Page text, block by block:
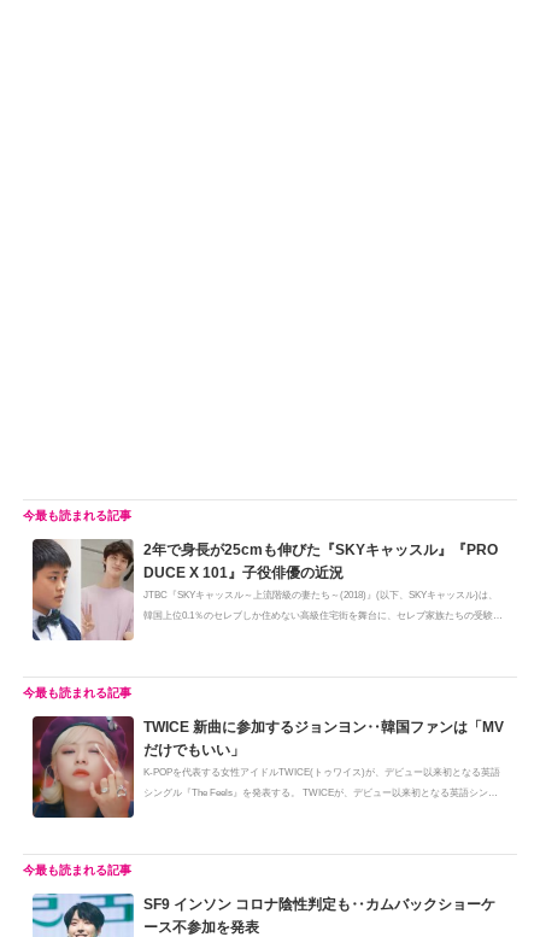
2年で身長が25cmも伸びた『SKYキャッスル』『PRO
DUCE X 101』子役俳優の近況
JTBC『SKYキャッスル～上流階級の妻たち～(2018)』(以下、SKYキャッスル)は、
韓国上位0.1％のセレブしか住めない高級住宅街を舞台に、セレブ家族たちの受験
TWICE 新曲に参加するジョンヨン‥韓国ファンは「MV
だけでもいい」
K-POPを代表する女性アイドルTWICE(トゥワイス)が、デビュー以来初となる英語
シングル『The Feels』を発表する。 TWICEが、デビュー以来初となる英語シング
SF9 インソン コロナ陰性判定も‥カムバックショーケ
ース不参加を発表